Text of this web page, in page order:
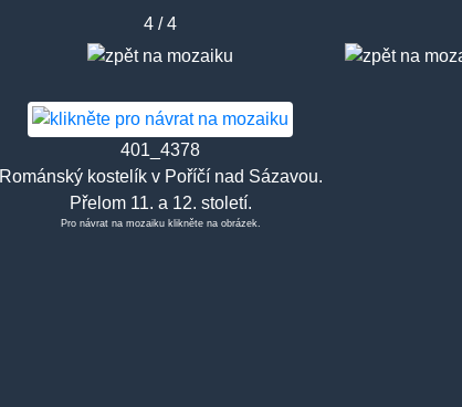
4 / 4
401_4378
Románský kostelík v Poříčí nad Sázavou.
Přelom 11. a 12. století.
Pro návrat na mozaiku klikněte na obrázek.